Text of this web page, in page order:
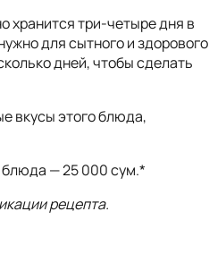
хранится три-четыре дня в
для сытного и здорового
дней, чтобы сделать
вкусы этого блюда,
блюда — 25 000 сум.*
рецепта.